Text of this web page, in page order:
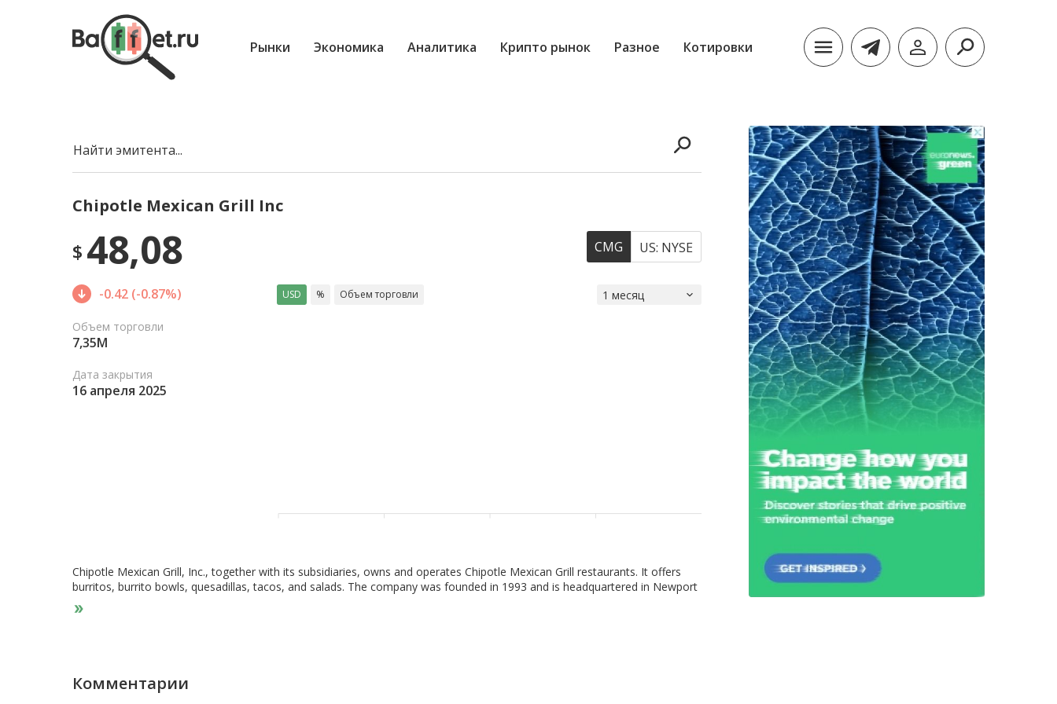
Рынки Экономика Аналитика Крипто рынок Разное Котировки
Найти эмитента...
Chipotle Mexican Grill Inc
$ 48,08 CMG US: NYSE
-0.42 (-0.87%)
Объем торговли
7,35M
Дата закрытия
16 апреля 2025
USD % Объем торговли
Chipotle Mexican Grill, Inc., together with its subsidiaries, owns and operates Chipotle Mexican Grill restaurants. It offers
burritos, burrito bowls, quesadillas, tacos, and salads. The company was founded in 1993 and is headquartered in Newport
Beach, California.
Комментарии